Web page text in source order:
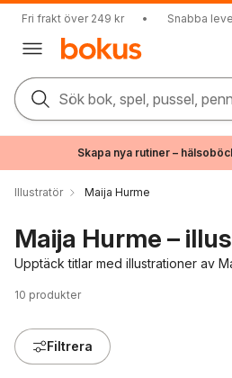
Fri frakt över 249 kr • Snabba
Sök bok, spel, pussel,
Skapa nya rutiner –
Illustratör Maija Hurme
Maija Hurme –
Upptäck titlar med illustrationer av
10 produkter
Filtrera